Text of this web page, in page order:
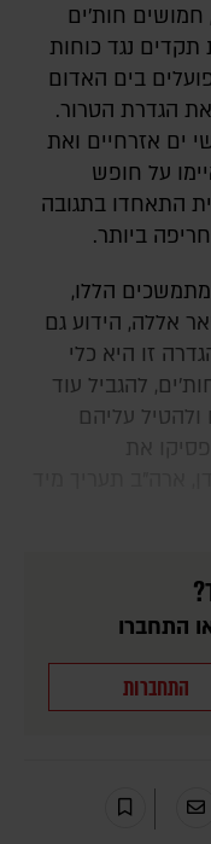
חות'ים
נגד כוחות
בים האדום
הגדרת הטרור.
ים אזרחיים ואת
על חופש
התאחדו בתגובה
ביותר.
אללה, הידוע גם
זו היא כלי
להגביל עוד
ולהטיל עליהם
התחברו
התחברות